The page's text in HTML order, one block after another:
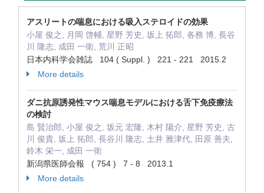
アスリートの喘息における吸入ステロイドの効果
小屋 俊之, 月岡 啓輔, 星野 芳史, 坂上 拓郎, 各務 博, 長谷
川 隆志, 成田 一衛, 荒川 正昭
日本内科学会雑誌 104 ( Suppl. ) 221 - 221 2015.2
More details
ダニ抗原誘発性マウス喘息モデルにおける舌下免疫療法
の検討
島 賢治郎, 小屋 俊之, 坂元 宏隆, 木村 陽介, 星野 芳史, 古
川 俊貴, 坂上 拓郎, 長谷川 隆志, 土井 雅津代, 田原 善夫,
鈴木 栄一, 成田 一衛
新潟県医師会報 ( 754 ) 7 - 8 2013.1
More details